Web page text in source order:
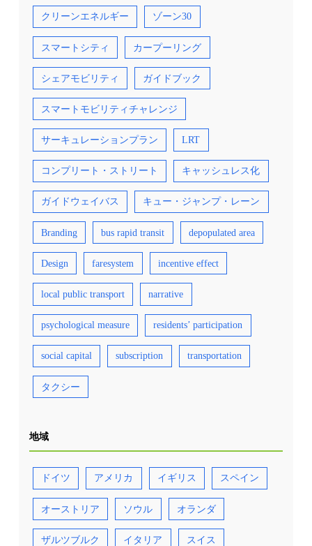
クリーンエネルギー ゾーン30
スマートシティ カープーリング
シェアモビリティ ガイドブック
スマートモビリティチャレンジ
サーキュレーションプラン LRT
コンプリート・ストリート キャッシュレス化
ガイドウェイバス キュー・ジャンプ・レーン
Branding bus rapid transit depopulated area
Design faresystem incentive effect
local public transport narrative
psychological measure residents’ participation
social capital subscription transportation
タクシー
地域
ドイツ アメリカ イギリス スペイン
オーストリア ソウル オランダ
ザルツブルク イタリア スイス